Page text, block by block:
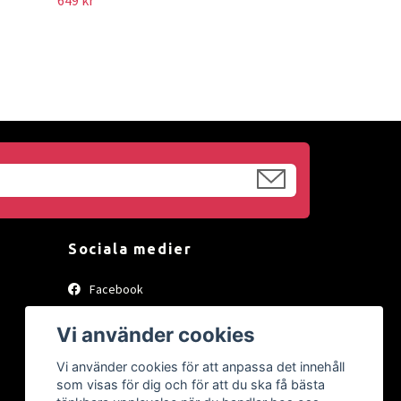
Sociala medier
Facebook
Vi använder cookies
Vi använder cookies för att anpassa det innehåll
som visas för dig och för att du ska få bästa